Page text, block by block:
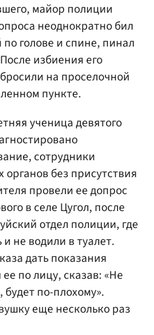
майор полиции
неоднократно бил
голове и спине, пинал
избиения его
на проселочной
пункте.
ученица девятого
сотрудники
без присутствия
провели ее допрос
в селе Цугол, после
отдел полиции, где
не водили в туалет.
дать показания
по лицу, сказав: «Не
по-плохому».
еще несколько раз